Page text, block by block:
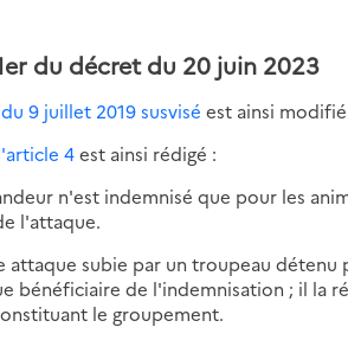
du décret du 20 juin 2023
9 juillet 2019 susvisé est ainsi
4est ainsi rédigé :
n'est indemnisé que pour les
l'attaque.
attaque subie par un troupeau
bénéficiaire de l'indemnisation ; il la
le groupement.